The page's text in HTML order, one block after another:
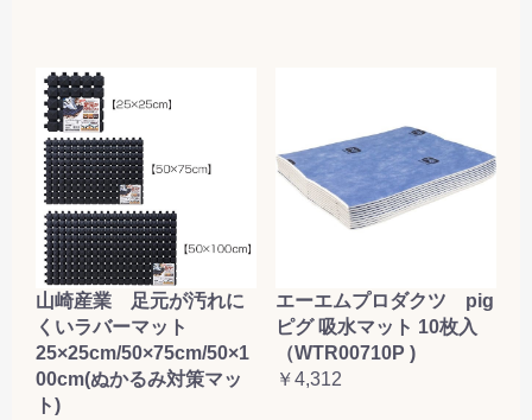
山崎産業 足元が汚れに
くいラバーマット
25×25cm/50×75cm/50×1
00cm(ぬかるみ対策マッ
ト)
エーエムプロダクツ pig
ピグ 吸水マット 10枚入
（WTR00710P )
￥4,312